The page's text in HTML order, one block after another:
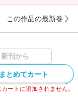
この作品の最新巻
新刊から
まとめてカート
ートに追加されません。